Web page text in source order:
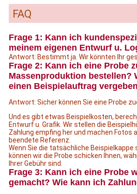
FAQ
Frage 1: Kann ich
meinem eigenen Entwurf u.
Antwort: Bestimmt ja. Wir könnten Ihr
Frage 2: Kann ich eine Probe
Massenproduktion bestellen?
einen Beispielauftrag
Antwort: Sicher können Sie eine Probe
Und es gibt etwas Beispielkosten,
Entwurf u. Grafik. Wir stellen die
Zahlung empfing her und machen Fotos
beendete Referenz.
Wenn Sie die tatsächliche Beispielkappe
können wir die Probe schicken Ihnen,
Ihrer Gebühr sind.
Frage 3: Kann ich eine Probe
gemacht? Wie kann ich